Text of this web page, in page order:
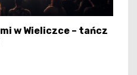
w Wieliczce – tańcz